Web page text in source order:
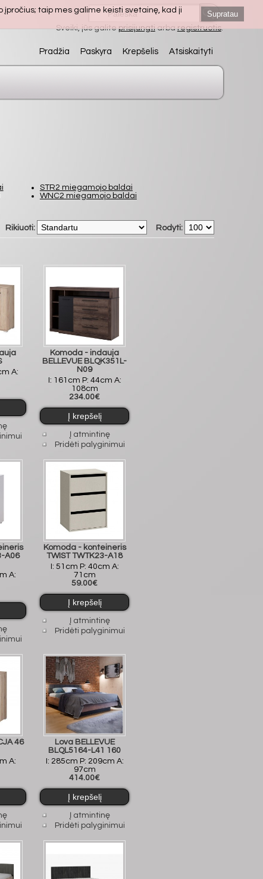
Sveiki, jūs galiteprisijungtiarbaregistruotis.
Pradžia Paskyra Krepšelis Atsiskaityti
STR2 miegamojo baldai
WNC2 miegamojo baldai
Rodyti:
Rikiuoti:
A:
Komoda - indauja
BELLEVUE BLQK351L-
N09
I: 161cm P: 44cm A:
108cm
234.00€
Į atmintinę
Pridėti palyginimui
A06
A:
Komoda - konteineris
TWIST TWTK23-A18
I: 51cm P: 40cm A:
71cm
59.00€
Į atmintinę
Pridėti palyginimui
46
A:
Lova BELLEVUE
BLQL5164-L41 160
I: 285cm P: 209cm A:
97cm
414.00€
Į atmintinę
Pridėti palyginimui
Supratau
taip mes galime keisti svetainę, kad ji